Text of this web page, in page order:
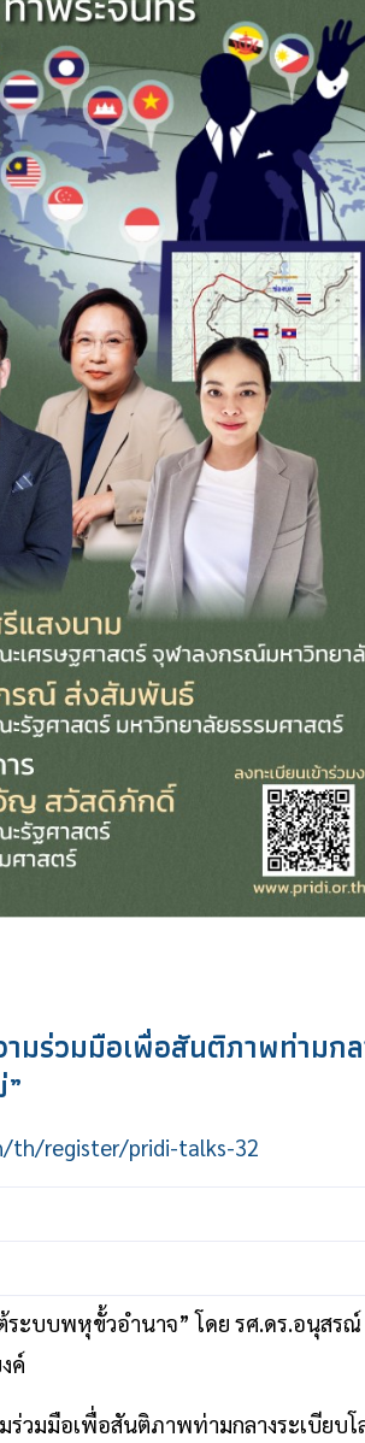
มร่วมมือเพื่อสันติภาพท่ามก
th/register/pridi-talks-32
ะบบพหุขั้วอำนาจ” โดย รศ.ดร.อนุสรณ์
ค์
ร่วมมือเพื่อสันติภาพท่ามกลางระเบียบโ